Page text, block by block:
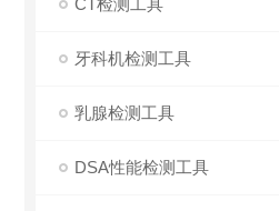
CT检测工具
牙科机检测工具
乳腺检测工具
DSA性能检测工具